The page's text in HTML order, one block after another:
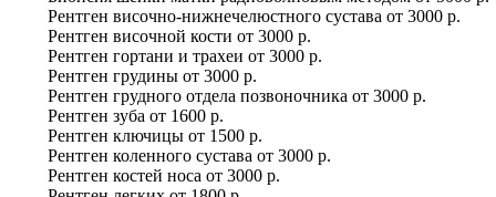
Рентген височно-нижнечелюстного сустава от 3000 р.
Рентген височной кости от 3000 р.
Рентген гортани и трахеи от 3000 р.
Рентген грудины от 3000 р.
Рентген грудного отдела позвоночника от 3000 р.
Рентген зуба от 1600 р.
Рентген ключицы от 1500 р.
Рентген коленного сустава от 3000 р.
Рентген костей носа от 3000 р.